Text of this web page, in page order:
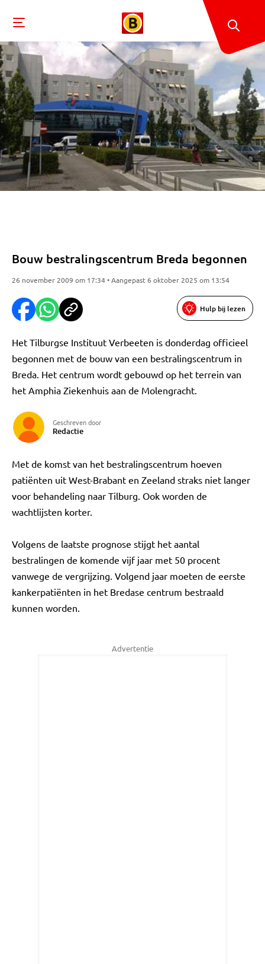
Bouw bestralingscentrum Breda begonnen
26 november 2009 om 17:34 • Aangepast 6 oktober 2025 om 13:54
Hulp bij lezen
Het Tilburgse Instituut Verbeeten is donderdag officieel
begonnen met de bouw van een bestralingscentrum in
Breda. Het centrum wordt gebouwd op het terrein van
het Amphia Ziekenhuis aan de Molengracht.
Geschreven door
Redactie
Met de komst van het bestralingscentrum hoeven
patiënten uit West-Brabant en Zeeland straks niet langer
voor behandeling naar Tilburg. Ook worden de
wachtlijsten korter.
Volgens de laatste prognose stijgt het aantal
bestralingen de komende vijf jaar met 50 procent
vanwege de vergrijzing. Volgend jaar moeten de eerste
kankerpatiënten in het Bredase centrum bestraald
kunnen worden.
Advertentie